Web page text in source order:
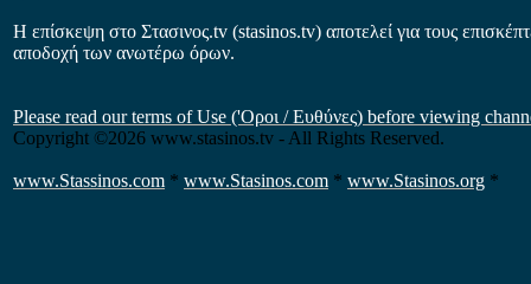
Η επίσκεψη στο Στασινος.tv (stasinos.tv) αποτελεί για τους
αποδοχή των ανωτέρω όρων.
Please read our terms of Use ('Οροι / Ευθύνες) before viewing
Copyright ©2026 www.stasinos.tv - All Rights Reserved.
www.Stassinos.com * www.Stasinos.com * www.Stasinos.org *